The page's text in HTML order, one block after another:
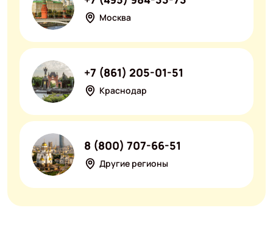
Москва
Краснодар
+7 (861) 205-01-51
Другие регионы
8 (800) 707-66-51